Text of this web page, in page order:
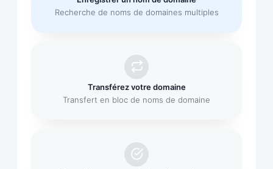
Recherche de noms de domaines multiples
Transférez votre domaine
Transfert en bloc de noms de domaine